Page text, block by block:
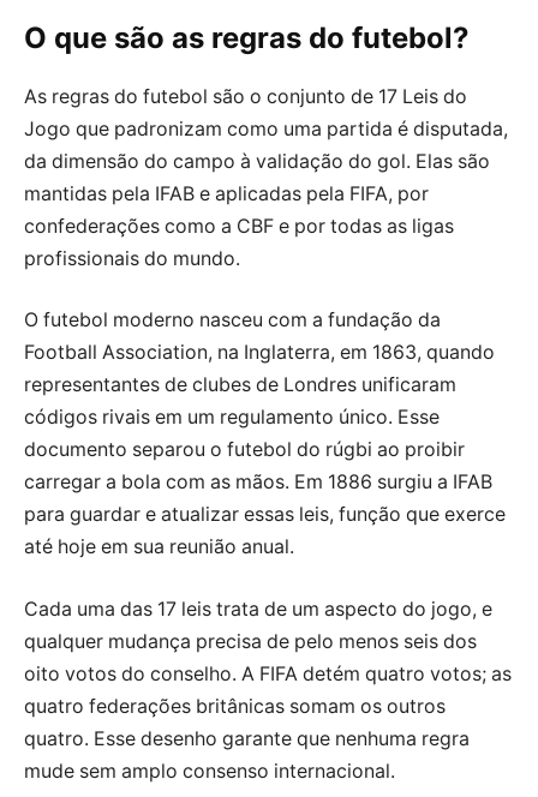
O que são as regras do futebol?
As regras do futebol são o conjunto de 17 Leis do
Jogo que padronizam como uma partida é disputada,
da dimensão do campo à validação do gol. Elas são
mantidas pela IFAB e aplicadas pela FIFA, por
confederações como a CBF e por todas as ligas
profissionais do mundo.
O futebol moderno nasceu com a fundação da
Football Association, na Inglaterra, em 1863, quando
representantes de clubes de Londres unificaram
códigos rivais em um regulamento único. Esse
documento separou o futebol do rúgbi ao proibir
carregar a bola com as mãos. Em 1886 surgiu a IFAB
para guardar e atualizar essas leis, função que exerce
até hoje em sua reunião anual.
Cada uma das 17 leis trata de um aspecto do jogo, e
qualquer mudança precisa de pelo menos seis dos
oito votos do conselho. A FIFA detém quatro votos; as
quatro federações britânicas somam os outros
quatro. Esse desenho garante que nenhuma regra
mude sem amplo consenso internacional.